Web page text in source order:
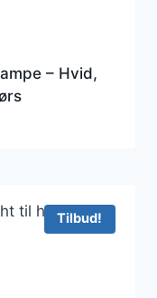
– Hvid,
Tilbud!